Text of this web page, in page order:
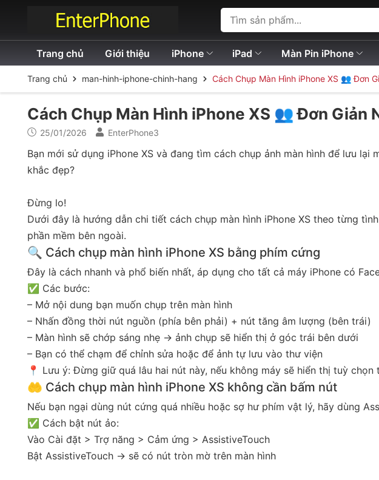
Trang chủ Giới thiệu iPhone iPad Màn Pin iPhone
Trang chủ man-hinh-iphone-chinh-hang Cách Chụp Màn Hình iPhone XS 👥 Đơn
Cách Chụp Màn Hình iPhone XS 👥 Đơn Giản
25/01/2026 EnterPhone3
Bạn mới sử dụng iPhone XS và đang tìm cách chụp ảnh màn hình để lưu
khắc đẹp?
Đừng lo!
Dưới đây là hướng dẫn chi tiết cách chụp màn hình iPhone XS theo từng
phần mềm bên ngoài.
🔍 Cách chụp màn hình iPhone XS bằng phím cứng
Đây là cách nhanh và phổ biến nhất, áp dụng cho tất cả máy iPhone có
✅ Các bước:
– Mở nội dung bạn muốn chụp trên màn hình
– Nhấn đồng thời nút nguồn (phía bên phải) + nút tăng âm lượng (bên trái)
– Màn hình sẽ chớp sáng nhẹ → ảnh chụp sẽ hiển thị ở góc trái bên dưới
– Bạn có thể chạm để chỉnh sửa hoặc để ảnh tự lưu vào thư viện
📍 Lưu ý: Đừng giữ quá lâu hai nút này, nếu không máy sẽ hiển thị tuỳ chọn
🤲 Cách chụp màn hình iPhone XS không cần bấm nút
Nếu bạn ngại dùng nút cứng quá nhiều hoặc sợ hư phím vật lý, hãy dùng
✅ Cách bật nút ảo:
Vào Cài đặt > Trợ năng > Cảm ứng > AssistiveTouch
Bật AssistiveTouch → sẽ có nút tròn mờ trên màn hình